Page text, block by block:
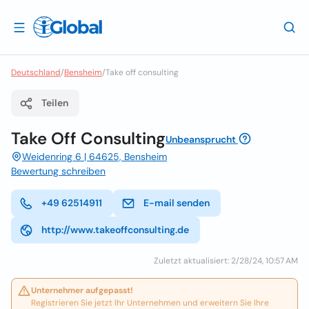
Deutschland/Bensheim/Take off consulting
Teilen
Take Off ConsultingUnbeansprucht
Weidenring 6 | 64625, Bensheim
Bewertung schreiben
+49 62514911 E-mail senden
http://www.takeoffconsulting.de
Zuletzt aktualisiert: 2/28/24, 10:57 AM
Unternehmer aufgepasst!
Registrieren Sie jetzt Ihr Unternehmen und erweitern Sie Ihre